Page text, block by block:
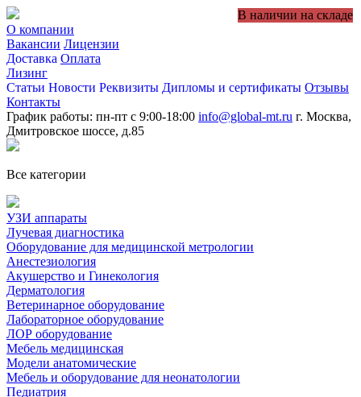
О компании
Вакансии Лицензии
Доставка Оплата
Лизинг
Статьи Новости Реквизиты Дипломы и сертификаты Отзывы
Контакты
График работы: пн-пт с 9:00-18:00 info@global-mt.ru г. Москва,
Дмитровское шоссе, д.85
Все категории
УЗИ аппараты
Лучевая диагностика
Оборудование для медицинской метрологии
Анестезиология
Акушерство и Гинекология
Дерматология
Ветеринарное оборудование
Лабораторное оборудование
ЛОР оборудование
Мебель медицинская
Модели анатомические
Мебель и оборудование для неонатологии
Педиатрия
В наличии на складе